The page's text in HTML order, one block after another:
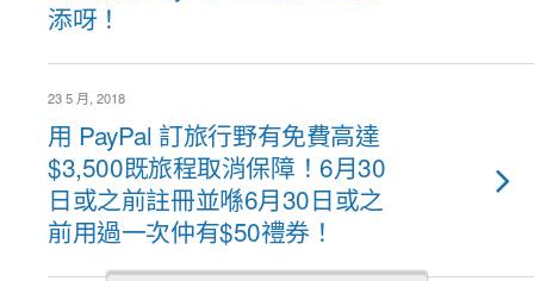
添呀！
23 5 月, 2018
用 PayPal 訂旅行野有免費高達
$3,500既旅程取消保障！6月30
日或之前註冊並喺6月30日或之
前用過一次仲有$50禮券！